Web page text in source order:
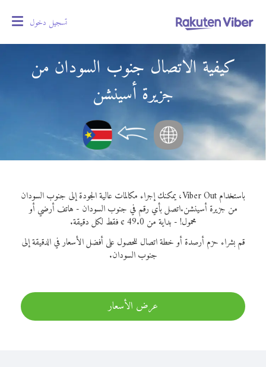
تسجيل دخول
كيفية الاتصال جنوب السودان من
جزيرة أسينشن
باستخدام Viber Out، يمكنك إجراء مكالمات عالية الجودة إلى جنوب السودان
من جزيرة أسينشن.اتصل بأي رقم في جنوب السودان - هاتف أرضي أو
محمول! - بداية من 49.0 ¢ فقط لكل دقيقة.
قم بشراء حزم أرصدة أو خطة اتصال للحصول على أفضل الأسعار في الدقيقة إلى
جنوب السودان.
عرض الأسعار